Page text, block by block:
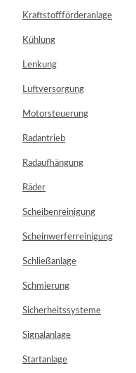
Kraftstoffförderanlage
Kühlung
Lenkung
Luftversorgung
Motorsteuerung
Radantrieb
Radaufhängung
Räder
Scheibenreinigung
Scheinwerferreinigung
Schließanlage
Schmierung
Sicherheitssysteme
Signalanlage
Startanlage